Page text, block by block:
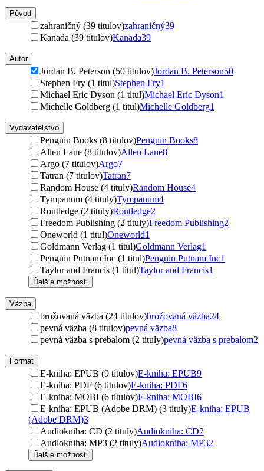
Pôvod
zahraničný (39 titulov)zahraničný39
Kanada (39 titulov)Kanada39
Autor
Jordan B. Peterson (50 titulov)Jordan B. Peterson50
Stephen Fry (1 titul)Stephen Fry1
Michael Eric Dyson (1 titul)Michael Eric Dyson1
Michelle Goldberg (1 titul)Michelle Goldberg1
Vydavateľstvo
Penguin Books (8 titulov)Penguin Books8
Allen Lane (8 titulov)Allen Lane8
Argo (7 titulov)Argo7
Tatran (7 titulov)Tatran7
Random House (4 tituly)Random House4
Tympanum (4 tituly)Tympanum4
Routledge (2 tituly)Routledge2
Freedom Publishing (2 tituly)Freedom Publishing2
Oneworld (1 titul)Oneworld1
Goldmann Verlag (1 titul)Goldmann Verlag1
Penguin Putnam Inc (1 titul)Penguin Putnam Inc1
Taylor and Francis (1 titul)Taylor and Francis1
Ďalšie možnosti
Väzba
brožovaná väzba (24 titulov)brožovaná väzba24
pevná väzba (8 titulov)pevná väzba8
pevná väzba s prebalom (2 tituly)pevná väzba s prebalom2
Formát
E-kniha: EPUB (9 titulov)E-kniha: EPUB9
E-kniha: PDF (6 titulov)E-kniha: PDF6
E-kniha: MOBI (6 titulov)E-kniha: MOBI6
E-kniha: EPUB (Adobe DRM) (3 tituly)E-kniha: EPUB
(Adobe DRM)3
Audiokniha: CD (2 tituly)Audiokniha: CD2
Audiokniha: MP3 (2 tituly)Audiokniha: MP32
Ďalšie možnosti